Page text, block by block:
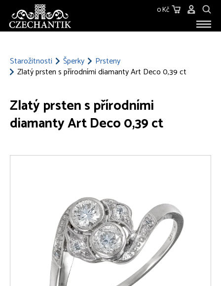
0 Kč
KONTAKT
Starožitnosti Šperky
Prsteny
Zlatý prsten s přírodními diamanty Art Deco 0,39 ct
Zlatý prsten s přírodními
diamanty Art Deco 0,39 ct